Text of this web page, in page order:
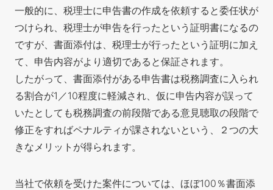
一般的に、税理士に申告書の作成を依頼すると委任状が
つけられ、税理士が申告を行ったという証明書になるの
ですが、書面添付は、税理士が行ったという証明に加え
て、申告内容がより適切であると保証されます。
したがって、書面添付がある申告書は税務調査に入られ
る割合が1／10程度に軽減され、仮に申告内容が誤って
いたとしても税務調査の前段階である意見聴取の段階で
修正をすればペナルティが課されないという、２つの大
きなメリットが得られます。
当社で依頼を受けた案件については、ほぼ100％書面添